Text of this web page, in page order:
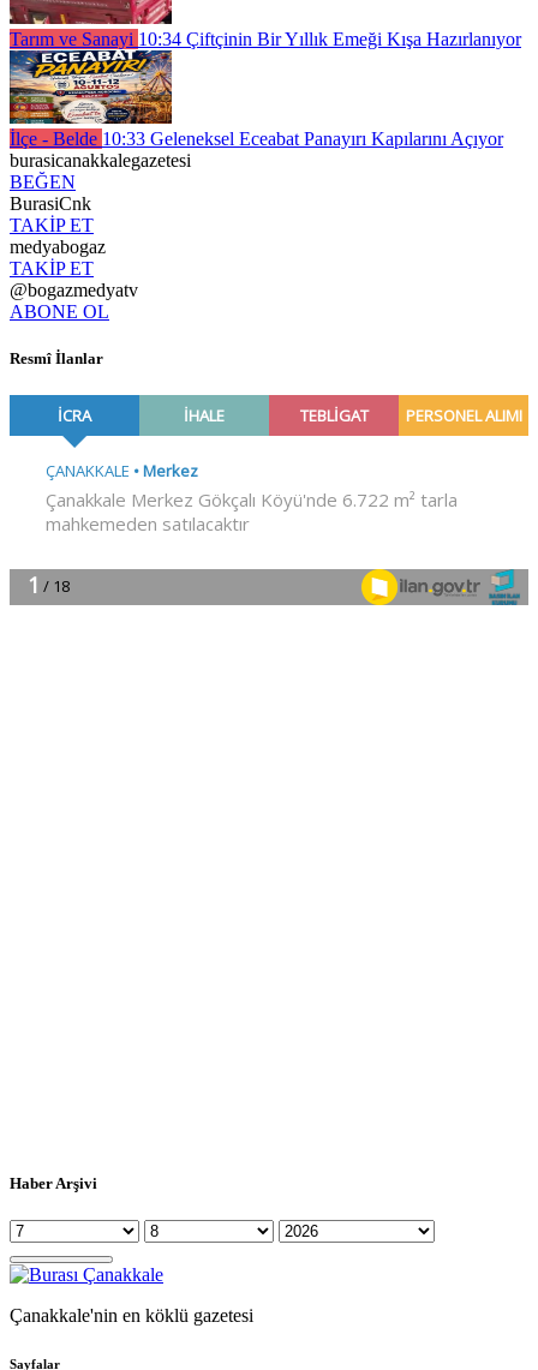
Tarım ve Sanayi 10:34 Çiftçinin Bir Yıllık Emeği Kışa Hazırlanıyor
İlçe - Belde 10:33 Geleneksel Eceabat Panayırı Kapılarını Açıyor
burasicanakkalegazetesi
BEĞEN
BurasiCnk
TAKİP ET
medyabogaz
TAKİP ET
@bogazmedyatv
ABONE OL
Resmî İlanlar
Haber Arşivi
Çanakkale'nin en köklü gazetesi
Sayfalar